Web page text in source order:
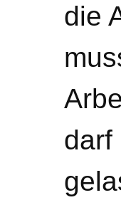
die
darf